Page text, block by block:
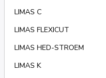
LIMAS C
LIMAS FLEXICUT
LIMAS HED-STROEM
LIMAS K